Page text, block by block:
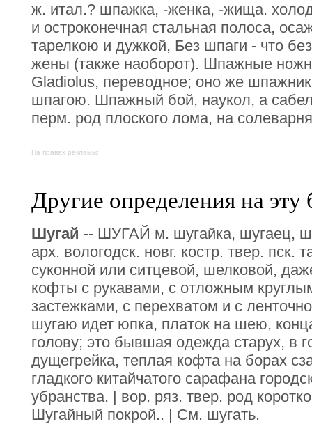
ж. итал.? шпажка, -женка, -жища.
и остроконечная стальная полоса,
тарелкою и дужкой, Без шпаги - что
жены (также наоборот). Шпажные
Gladiolus, переводное; оно же
шпагою. Шпажный бой, наукол, а
перм. род плоского лома, на
На правах рекламы:
Другие определения на эту
Шугай -- ШУГАЙ м. шугайка, шугаец,
арх. вологодск. новг. костр. твер. пск.
суконной или ситцевой, шелковой,
кофты с рукавами, с отложным
застежками, с перехватом и с
шугаю идет юпка, платок на шею,
голову; это бывшая одежда старух, в
дущегрейка, теплая кофта на борах
гладкого китайчатого сарафана
убранства. | вор. ряз. твер. род
Шугайный покрой.. | См. шугать.